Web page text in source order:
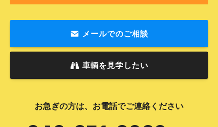
メールでのご相談
車輌を見学したい
お急ぎの方は、お電話でご連絡ください